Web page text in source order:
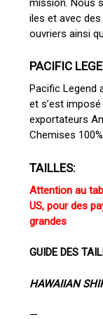
mission. Nous
iles et avec
ouvriers ainsi
PACIFIC
Pacific Legend
et s’est
exportateurs
Chemises
TAILLES:
Attention au
US, pour des
grandes
GUIDE DES
HAWAIIAN
—